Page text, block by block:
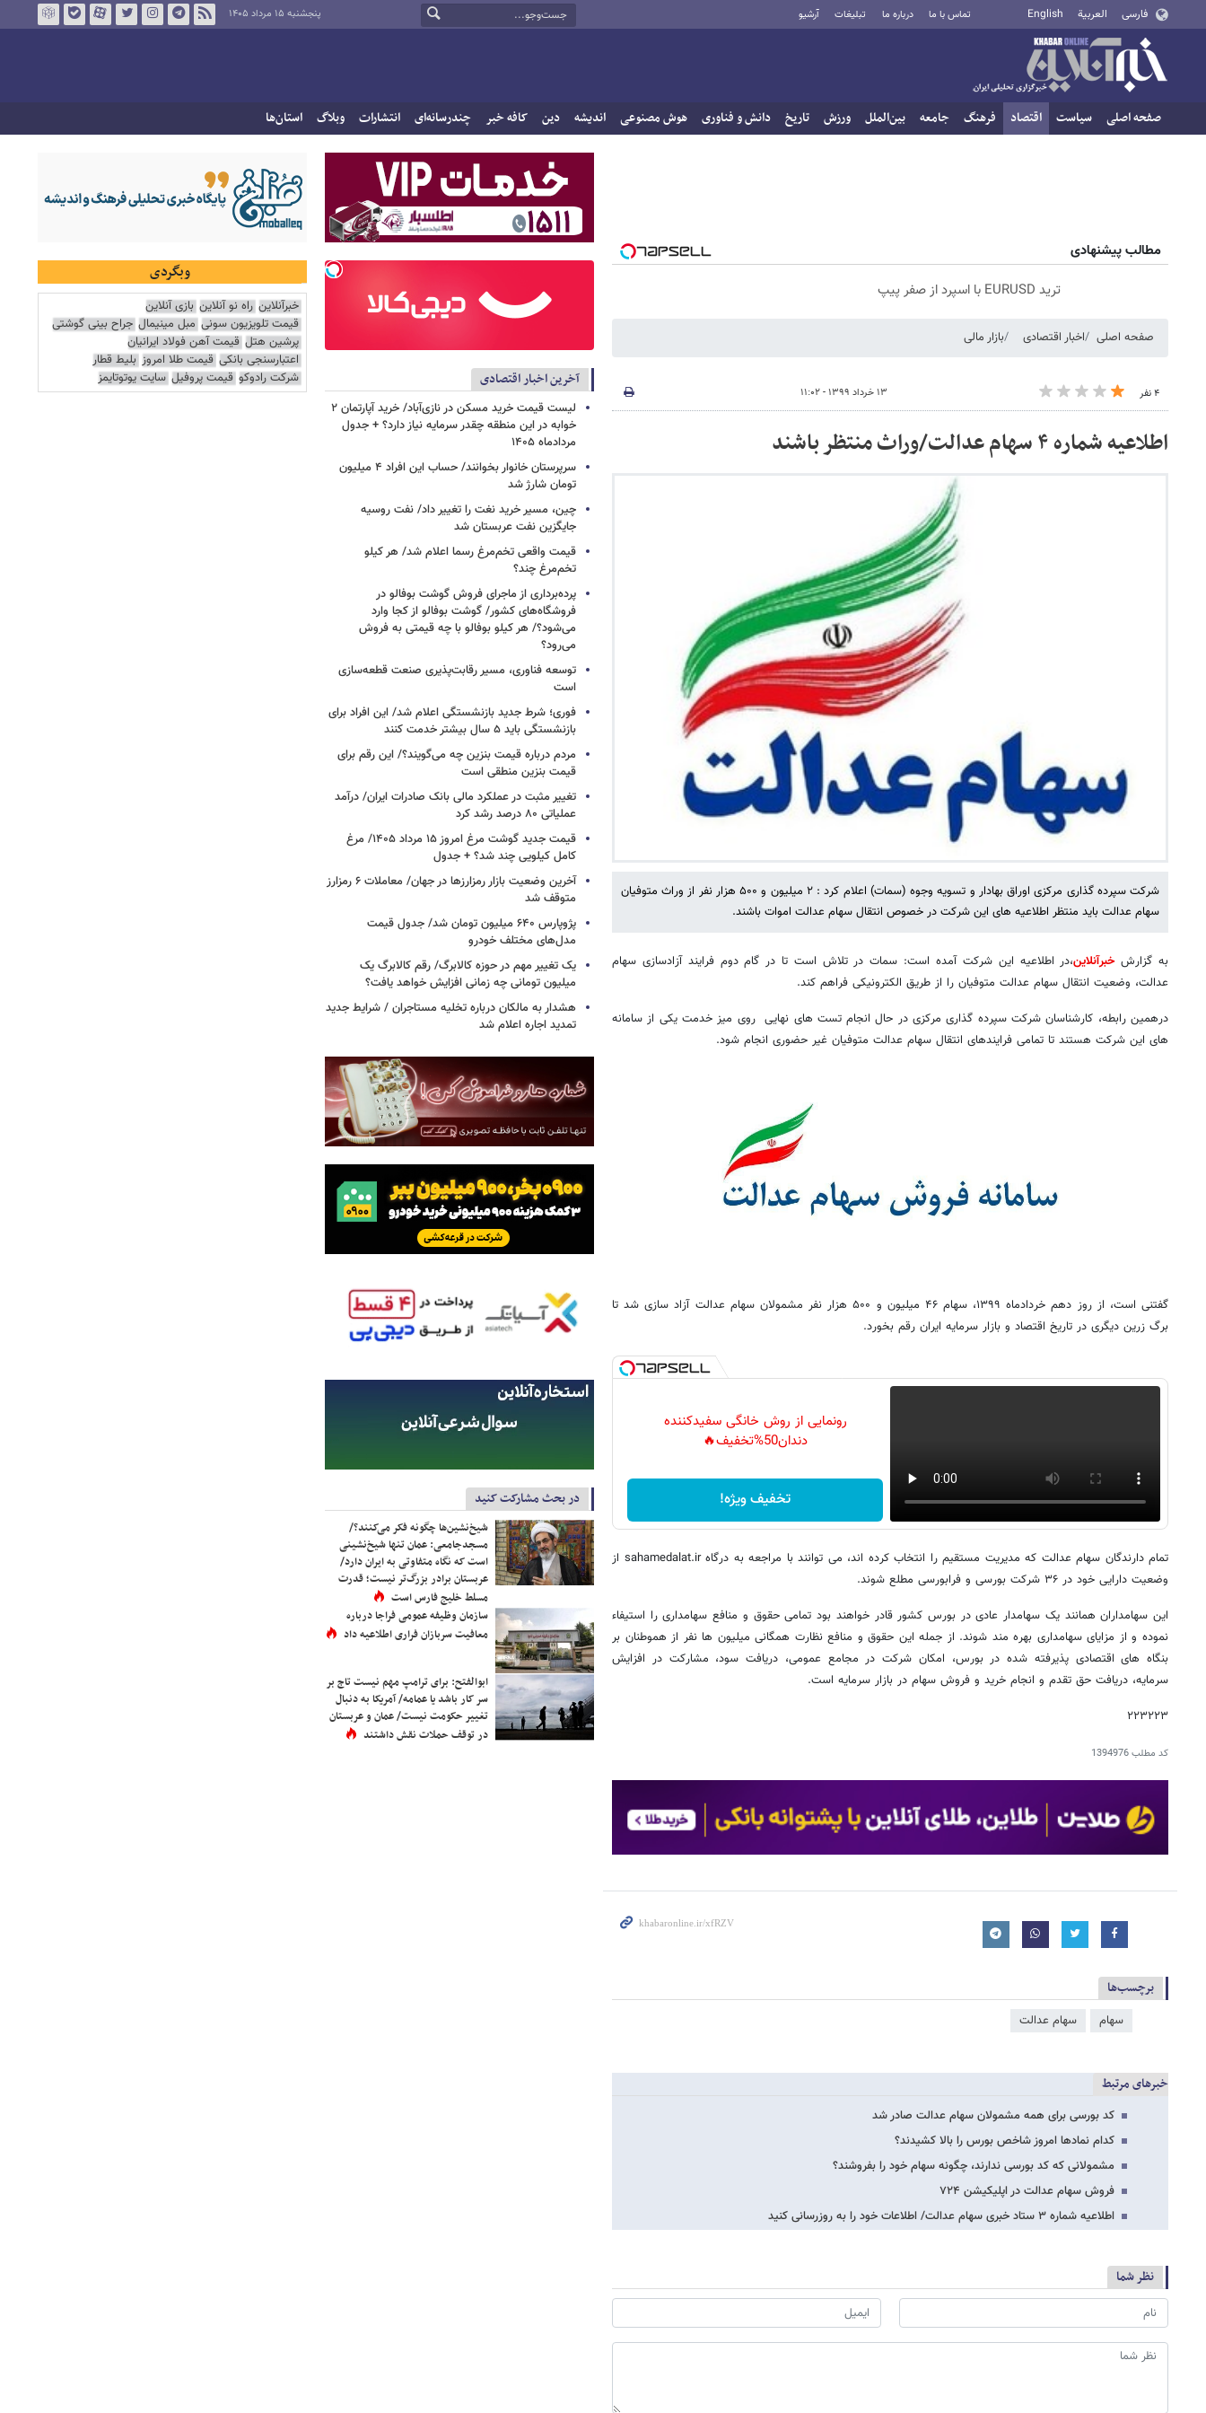
فارسی العربية English تماس با ما درباره ما تبلیغات آرشیو پنجشنبه ۱۵ مرداد ۱۴۰۵
صفحه اصلی سیاست اقتصاد فرهنگ جامعه بین‌الملل ورزش تاریخ دانش و فناوری هوش مصنوعی اندیشه دین کافه خبر چندرسانه‌ای انتشارات وبلاگ استان‌ها
مطالب پیشنهادی
ترید EURUSD با اسپرد از صفر پیپ
صفحه اصلی اخبار اقتصادی بازار مالی
۴ نفر ۱۳ خرداد ۱۳۹۹ - ۱۱:۰۲
اطلاعیه شماره ۴ سهام عدالت/وراث منتظر باشند
شرکت سپرده گذاری مرکزی اوراق بهادار و تسویه وجوه (سمات) اعلام کرد : ۲ میلیون و ۵۰۰ هزار نفر از وراث متوفیان
سهام عدالت باید منتظر اطلاعیه های این شرکت در خصوص انتقال سهام عدالت اموات باشند.
به گزارشخبرآنلاین،در اطلاعیه این شرکت آمده است: سمات در تلاش است تا در گام دوم فرایند آزادسازی سهام
عدالت، وضعیت انتقال سهام عدالت متوفیان را از طریق الکترونیکی فراهم کند.
درهمین رابطه، کارشناسان شرکت سپرده گذاری مرکزی در حال انجام تست های نهایی روی میز خدمت یکی از سامانه
های این شرکت هستند تا تمامی فرایندهای انتقال سهام عدالت متوفیان غیر حضوری انجام شود.
گفتنی است، از روز دهم خردادماه ۱۳۹۹، سهام ۴۶ میلیون و ۵۰۰ هزار نفر مشمولان سهام عدالت آزاد سازی شد تا
برگ زرین دیگری در تاریخ اقتصاد و بازار سرمایه ایران رقم بخورد.
رونمایی از روش خانگی سفیدکننده
دندان50%تخفیف🔥
تخفیف ویژه!
تمام دارندگان سهام عدالت که مدیریت مستقیم را انتخاب کرده اند، می توانند با مراجعه به درگاه sahamedalat.ir از
وضعیت دارایی خود در ۳۶ شرکت بورسی و فرابورسی مطلع شوند.
این سهامداران همانند یک سهامدار عادی در بورس کشور قادر خواهند بود تمامی حقوق و منافع سهامداری را استیفاء
نموده و از مزایای سهامداری بهره مند شوند. از جمله این حقوق و منافع نظارت همگانی میلیون ها نفر از هموطنان بر
بنگاه های اقتصادی پذیرفته شده در بورس، امکان شرکت در مجامع عمومی، دریافت سود، مشارکت در افزایش
سرمایه، دریافت حق تقدم و انجام خرید و فروش سهام در بازار سرمایه است.
۲۲۳۲۲۳
کد مطلب1394976
برچسب‌ها
سهام سهام عدالت
خبرهای مرتبط
کد بورسی برای همه مشمولان سهام عدالت صادر شد
کدام نمادها امروز شاخص بورس را بالا کشیدند؟
مشمولانی که کد بورسی ندارند، چگونه سهام خود را بفروشند؟
فروش سهام عدالت در اپلیکیشن ۷۲۴
اطلاعیه شماره ۳ ستاد خبری سهام عدالت/ اطلاعات خود را به روزرسانی کنید
نظر شما
آخرین اخبار اقتصادی
لیست قیمت خرید مسکن در نازی‌آباد/ خرید آپارتمان ۲
خوابه در این منطقه چقدر سرمایه نیاز دارد؟ + جدول
مردادماه ۱۴۰۵
سرپرستان خانوار بخوانند/ حساب این افراد ۴ میلیون
تومان شارژ شد
چین، مسیر خرید نغت را تغییر داد/ نفت روسیه
جایگزین نفت عربستان شد
قیمت واقعی تخم‌مرغ رسما اعلام شد/ هر کیلو
تخم‌مرغ چند؟
پرده‌برداری از ماجرای فروش گوشت بوفالو در
فروشگاه‌های کشور/ گوشت بوفالو از کجا وارد
می‌شود؟/ هر کیلو بوفالو با چه قیمتی به فروش
می‌رود؟
توسعه فناوری، مسیر رقابت‌پذیری صنعت قطعه‌سازی
است
فوری؛ شرط جدید بازنشستگی اعلام شد/ این افراد برای
بازنشستگی باید ۵ سال بیشتر خدمت کنند
مردم درباره قیمت بنزین چه می‌گویند؟/ این رقم برای
قیمت بنزین منطقی است
تغییر مثبت در عملکرد مالی بانک صادرات ایران/ درآمد
عملیاتی ۸۰ درصد رشد کرد
قیمت جدید گوشت مرغ امروز ۱۵ مرداد ۱۴۰۵/ مرغ
کامل کیلویی چند شد؟ + جدول
آخرین وضعیت بازار رمزارزها در جهان/ معاملات ۶ رمزارز
متوقف شد
پژوپارس ۶۴۰ میلیون تومان شد/ جدول قیمت
مدل‌های مختلف خودرو
یک تغییر مهم در حوزه کالابرگ/ رقم کالابرگ یک
میلیون تومانی چه زمانی افزایش خواهد یافت؟
هشدار به مالکان درباره تخلیه مستاجران / شرایط جدید
تمدید اجاره اعلام شد
در بحث مشارکت کنید
شیخ‌نشین‌ها چگونه فکر می‌کنند؟/
مسجدجامعی: عمان تنها شیخ‌نشینی
است که نگاه متفاوتی به ایران دارد/
عربستان برادر بزرگ‌تر نیست؛ قدرت
مسلط خلیج فارس است
سازمان وظیفه عمومی فراجا درباره
معافیت سربازان فراری اطلاعیه داد
ابوالفتح: برای ترامپ مهم نیست تاج بر
سر کار باشد یا عمامه/ آمریکا به دنبال
تغییر حکومت نیست/ عمان و عربستان
در توقف حملات نقش داشتند
وبگردی
خبرآنلاین راه نو آنلاین بازی آنلاین
قیمت تلویزیون سونی مبل مینیمال جراح بینی گوشتی
پرشین هتل قیمت آهن فولاد ایرانیان
اعتبارسنجی بانکی قیمت طلا امروز بلیط قطار
شرکت رادوکو قیمت پروفیل سایت یوتوتایمز